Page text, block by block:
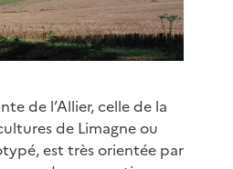
de l’Allier, celle de la
de Limagne ou
est très orientée par